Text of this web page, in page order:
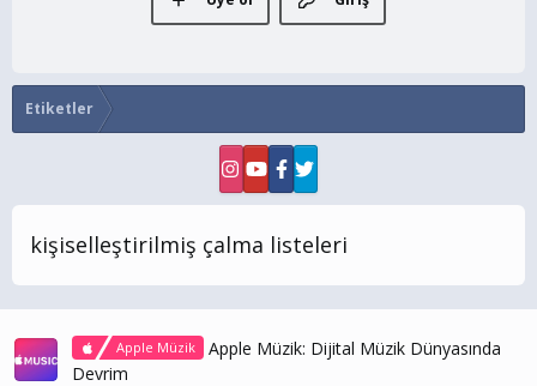
Etiketler
kişiselleştirilmiş çalma listeleri
Apple Müzik
Apple Müzik: Dijital Müzik Dünyasında
Devrim